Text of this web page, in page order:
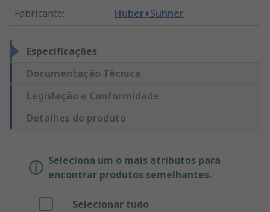
Fabricante: Huber+Suhner
Especificações
Documentação Técnica
Legislação e Conformidade
Detalhes do produto
Seleciona um o mais atributos para
encontrar produtos semelhantes.
Selecionar tudo